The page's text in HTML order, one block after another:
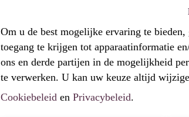
Om u de best mogelijke ervaring te
toegang te krijgen tot apparaatinformatie
ons en derde partijen in de mogelijkheid
te verwerken. U kan uw keuze altijd
Cookiebeleid en Privacybeleid.